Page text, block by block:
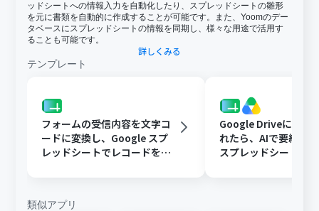
ッドシートへの情報入力を自動化したり、スプレッドシートの雛形
を元に書類を自動的に作成することが可能です。また、Yoomのデー
タベースにスプレッドシートの情報を同期し、様々な用途で活用す
ることも可能です。
詳しくみる
テンプレート
フォームの受信内容を文字コ
ードに変換し、Google スプ
レッドシートでレコードを追
Google Driveに文書
れたら、AIで要約し
スプレッドシートの
類似アプリ